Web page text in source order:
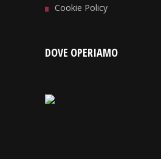
Cookie Policy
DOVE OPERIAMO